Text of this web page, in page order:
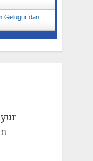
Gelugur dan